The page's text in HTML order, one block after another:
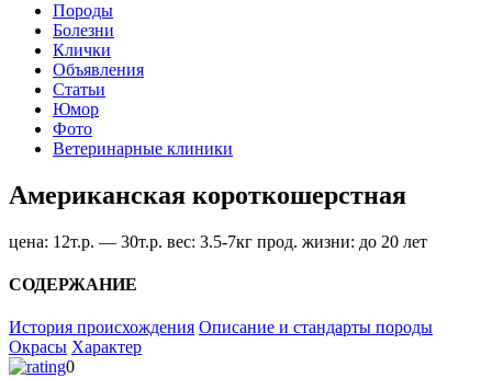
Породы
Болезни
Клички
Объявления
Статьи
Юмор
Фото
Ветеринарные клиники
Американская короткошерстная
цена: 12т.р. — 30т.р. вес: 3.5-7кг прод. жизни: до 20 лет
СОДЕРЖАНИЕ
История происхождения Описание и стандарты породы
Окрасы Характер
0